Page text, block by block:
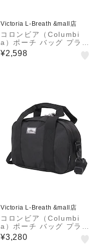
Victoria L-Breath &mall店
コロンビア（Columbi
a）ポーチ バッグ プライ
スストリームサコッシュ
PU8700 265
¥2,598
Victoria L-Breath &mall店
コロンビア（Columbi
a）ポーチ バッグ プライ
スストリーム ミニダッフ
ルバック PU8699 010
¥3,280